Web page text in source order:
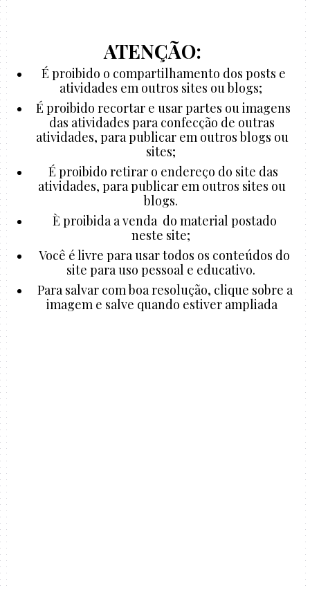
ATENÇÃO:
É proibido o compartilhamento dos posts e
atividades em outros sites ou blogs;
É proibido recortar e usar partes ou imagens
das atividades para confecção de outras
atividades, para publicar em outros blogs ou
sites;
É proibido retirar o endereço do site das
atividades, para publicar em outros sites ou
blogs.
È proibida a venda do material postado
neste site;
Você é livre para usar todos os conteúdos do
site para uso pessoal e educativo.
Para salvar com boa resolução, clique sobre a
imagem e salve quando estiver ampliada